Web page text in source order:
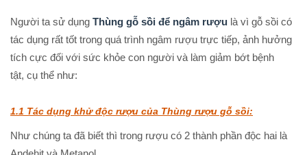
Người ta sử dụng Thùng gỗ sồi để ngâm rượu là vì gỗ sồi có
tác dụng rất tốt trong quá trình ngâm rượu trực tiếp, ảnh hưởng
tích cực đối với sức khỏe con người và làm giảm bớt bệnh
tật, cụ thể như:
1.1 Tác dụng khử độc rượu của Thùng rượu gỗ sồi:
Như chúng ta đã biết thì trong rượu có 2 thành phần độc hai là